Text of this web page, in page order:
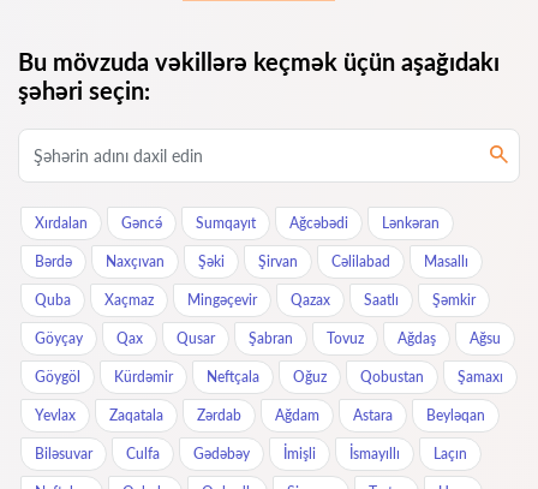
Bu mövzuda vəkillərə keçmək üçün aşağıdakı
şəhəri seçin:
Xırdalan Gəncə́ Sumqayıt Ağcəbədi Lənkəran
Bərdə Naxçıvan Şəki Şirvan Cəlilabad Masallı
Quba Xaçmaz Mingəçevir Qazax Saatlı Şəmkir
Göyçay Qax Qusar Şabran Tovuz Ağdaş Ağsu
Göygöl Kürdəmir Neftçala Oğuz Qobustan Şamaxı
Yevlax Zaqatala Zərdab Ağdam Astara Beyləqan
Biləsuvar Culfa Gədəbəy İmişli İsmayıllı Laçın